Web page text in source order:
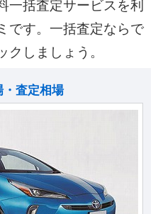
一括査定サービスを利
です。一括査定ならで
クしましょう。
・査定相場